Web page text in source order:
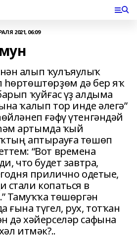
2021, 06:09
алып ҡулъяулыҡ
һөртөштөрҙөм дә бер яҡ
ҡуйғас үҙ алдыма
ҡалып тор инде әлегә”
ғәфү үтенгәндәй
артымда ҡый
аптырауға төшөп
“Вот времена
что будет завтра,
прилично одетые,
копаться в
Тамуҡҡа төшөргән
ғына түгел, рух, тотҡан
дә хәйерселәр сафына
итмәк?..